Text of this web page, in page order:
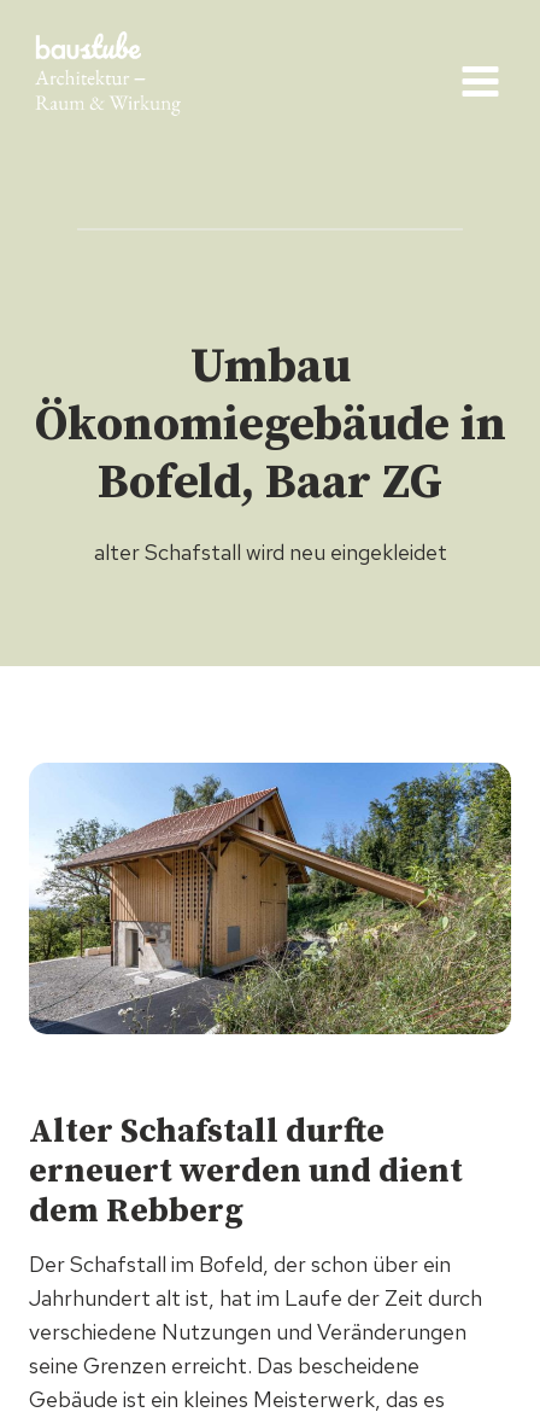
content
Umbau
Ökonomiegebäude in
Bofeld, Baar ZG
alter Schafstall wird neu eingekleidet
Alter Schafstall durfte
erneuert werden und dient
dem Rebberg
Der Schafstall im Bofeld, der schon über ein
Jahrhundert alt ist, hat im Laufe der Zeit durch
verschiedene Nutzungen und Veränderungen
seine Grenzen erreicht. Das bescheidene
Gebäude ist ein kleines Meisterwerk, das es